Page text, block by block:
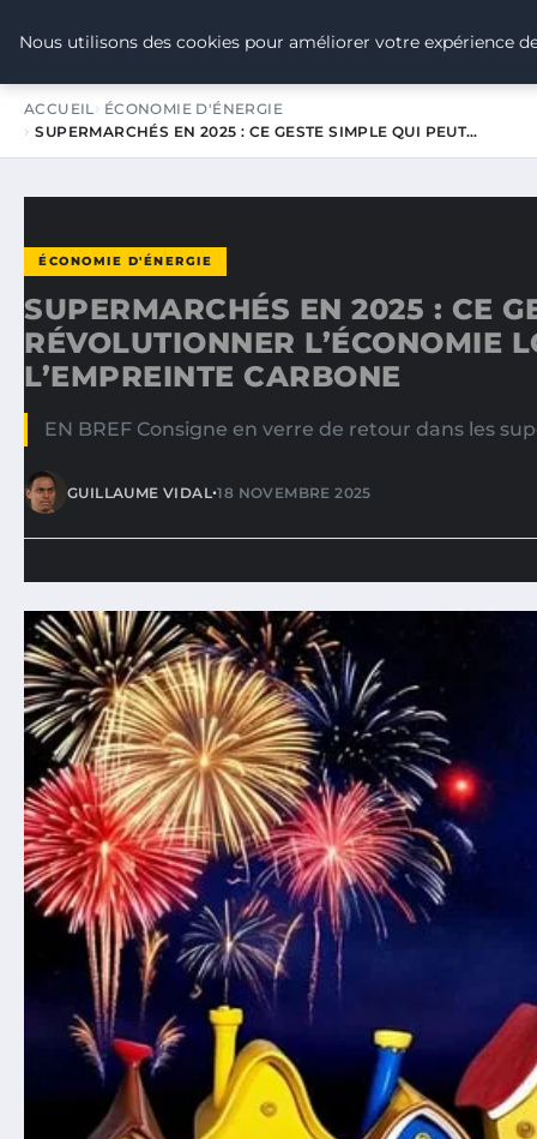
TOUR DE FRANCE POUR LE
ACCUEIL
ÉCONOMIE D'ÉNERGIE
SUPERMARCHÉS EN 2025 : CE GESTE SIMPLE QUI PEUT…
ÉCONOMIE D'ÉNERGIE
SUPERMARCHÉS EN 2025 : CE
RÉVOLUTIONNER L’ÉCONOMIE
L’EMPREINTE CARBONE
EN BREF Consigne en verre de retour dans les
GUILLAUME VIDAL•18 NOVEMBRE 2025
Nous utilisons des cookies pour améliorer votre expérience